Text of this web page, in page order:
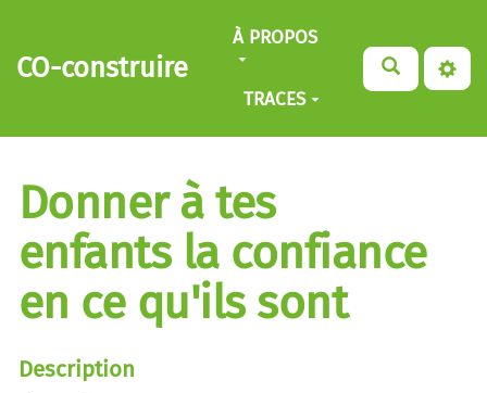
Aller au contenu principal
CO-construire
À PROPOS
TRACES
Donner à tes
enfants la confiance
en ce qu'ils sont
Description